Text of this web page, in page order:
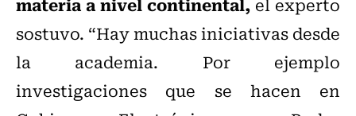
sostuvo. “Hay muchas iniciativas desde
la academia. Por ejemplo
investigaciones que se hacen en